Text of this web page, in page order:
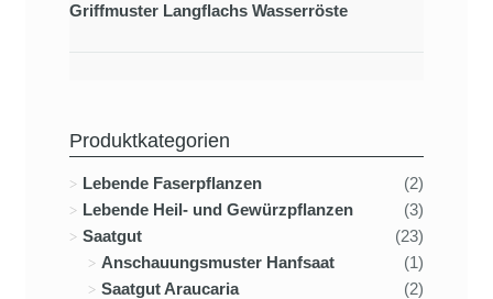
Griffmuster Langflachs Wasserröste
Produktkategorien
Lebende Faserpflanzen
(2)
Lebende Heil- und Gewürzpflanzen
(3)
Saatgut
(23)
Anschauungsmuster Hanfsaat
(1)
Saatgut Araucaria
(2)